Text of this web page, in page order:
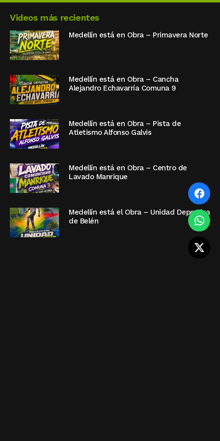
Videos más recientes
Medellín está en Obra – Primavera Norte
Medellín está en Obra – Cancha
Alejandro Echavarría Comuna 9
Medellín está en Obra – Pista de
Atletismo Alfonso Galvis
Medellín está en Obra – Centro de
Lavado Manrique
Medellín está el Obra – Unidad Deportiva
de Belén